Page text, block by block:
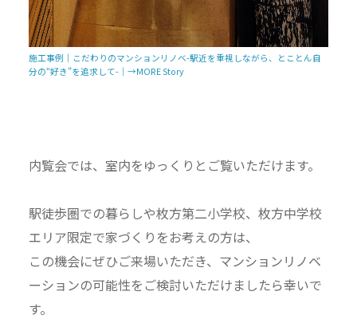
施工事例｜こだわりのマンションリノベ-駅近を重視しながら、とことん自
分の“好き”を追求して-｜→MORE Story
内覧会では、室内をゆっくりとご覧いただけます。
駅徒歩圏での暮らしや枚方第二小学校、枚方中学校
エリア限定で家づくりをお考えの方は、
この機会にぜひご来場いただき、マンションリノベ
ーションの可能性をご検討いただけましたら幸いで
す。